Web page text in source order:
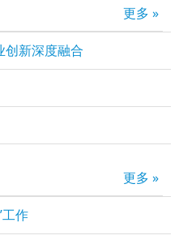
更多 »
创新深度融合
更多 »
作